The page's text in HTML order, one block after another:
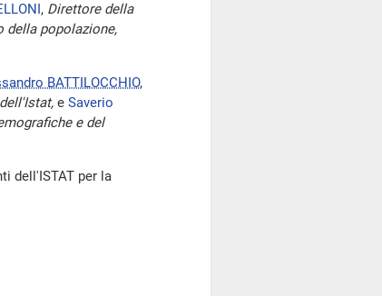
, Direttore della
della popolazione,
BATTILOCCHIO,
e Saverio
e del
dell'ISTAT per la